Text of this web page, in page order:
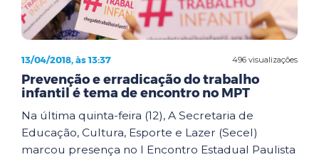
496 visualizações
13/04/2018, às 13:37
Prevenção e erradicação do trabalho
infantil é tema de encontro no MPT
Na última quinta-feira (12), A Secretaria de
Educação, Cultura, Esporte e Lazer (Secel)
marcou presença no I Encontro Estadual Paulista